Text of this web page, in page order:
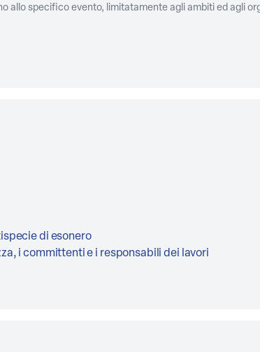
allo specifico evento, limitatamente agli ambiti ed agli
di esonero
i committenti e i responsabili dei lavori